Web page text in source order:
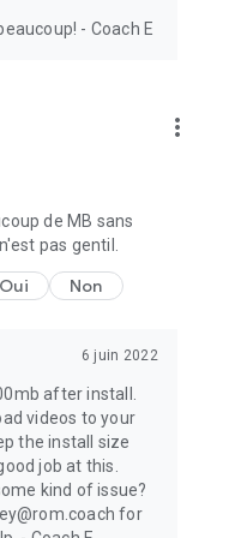
de blessure. Nous
introuvables
de vos articulations.
DE L'APPLICATION
des programmes
un accès illimité aux
de créer des routines
pour une utilisation
- Coach E
more_vert
de MB sans
pas gentil.
Oui Non
6 juin 2022
after install.
videos to your
the install size
job at this.
kind of issue?
for